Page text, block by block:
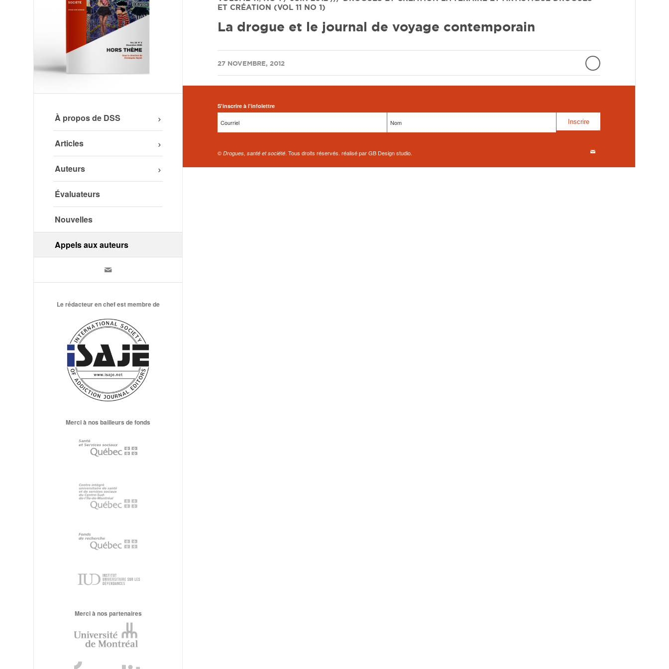
À propos de DSS
Articles
Auteurs
Évaluateurs
Nouvelles
Appels aux auteurs
Le rédacteur en chef est membre de
Merci à nos bailleurs de fonds
Merci à nos partenaires
ET CRÉATION (VOL 11 NO 1)
La drogue et le journal de voyage contemporain
27 NOVEMBRE, 2012
/
S'inscrire à l'infolettre
© Drogues, santé et société. Tous droits réservés. réalisé par GB Design studio.